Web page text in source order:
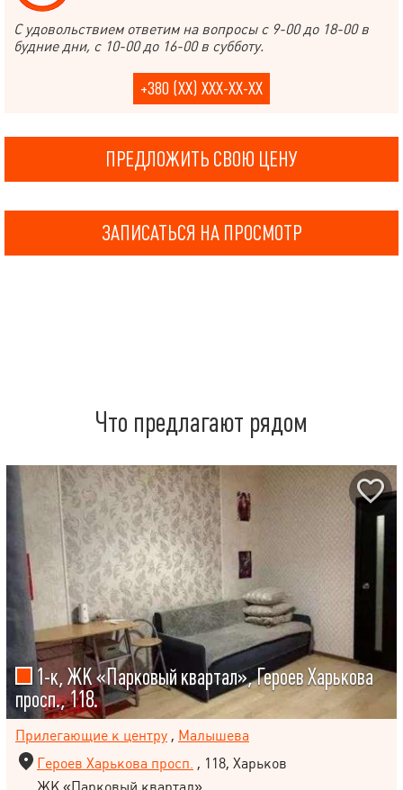
С удовольствием ответим на вопросы с 9-00 до 18-00 в
будние дни, с 10-00 до 16-00 в субботу.
+380 (XX) XXX-XX-XX
ПРЕДЛОЖИТЬ СВОЮ ЦЕНУ
ЗАПИСАТЬСЯ НА ПРОСМОТР
Что предлагают рядом
1-к, ЖК «Парковый квартал», Героев Харькова
просп., 118.
Прилегающие к центру , Малышева
Героев Харькова просп. , 118, Харьков